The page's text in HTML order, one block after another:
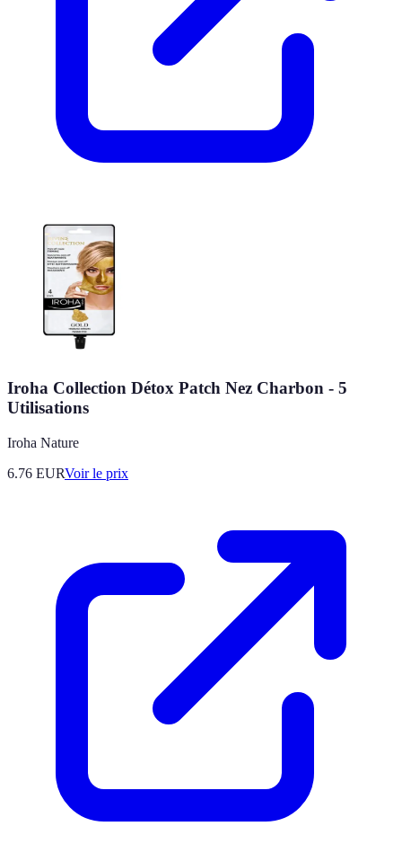
Iroha Collection Détox Patch Nez Charbon - 5
Utilisations
Iroha Nature
6.76 EURVoir le prix